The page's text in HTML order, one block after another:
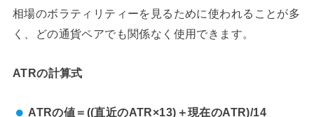
相場のボラティリティーを見るために使われることが多
く、どの通貨ペアでも関係なく使用できます。
ATRの計算式
ATRの値＝((直近のATR×13)＋現在のATR)/14